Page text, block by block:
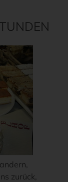
zurück,